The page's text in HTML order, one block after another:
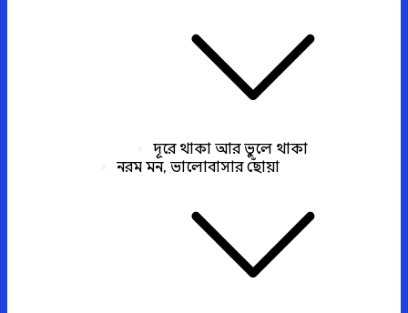
দূরে থাকা আর ভুলে থাকা
নরম মন, ভালোবাসার ছোঁয়া